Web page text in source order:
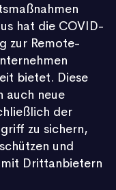
hat die COVID-
zur Remote-
bietet. Diese
auch neue
der
zu sichern,
und
mit Drittanbietern